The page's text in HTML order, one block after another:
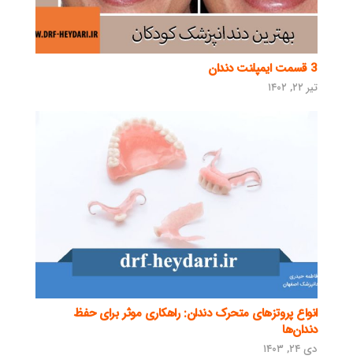
3 قسمت ایمپلنت دندان
تیر ۲۲, ۱۴۰۲
انواع پروتزهای متحرک دندان: راهکاری موثر برای حفظ
دندان‌ها
دی ۲۴, ۱۴۰۳